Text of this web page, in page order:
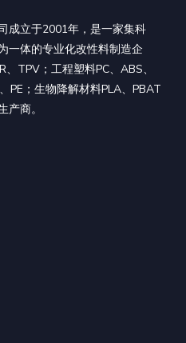
成立于2001年，是一家集科
一体的专业化改性料制造企
TPV；工程塑料PC、ABS、
PE；生物降解材料PLA、PBAT
商。